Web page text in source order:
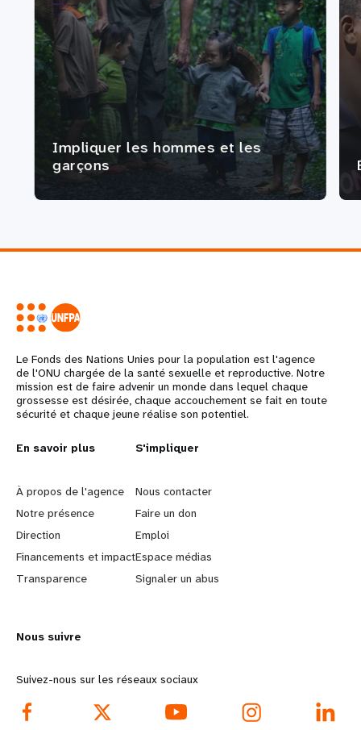
Impliquer les hommes et les
garçons
Le Fonds des Nations Unies pour la population est l'agence
de l'ONU chargée de la santé sexuelle et reproductive. Notre
mission est de faire advenir un monde dans lequel chaque
grossesse est désirée, chaque accouchement se fait en toute
sécurité et chaque jeune réalise son potentiel.
L
e
a
r
n
o
r
e
En savoir plus
À propos de l'agence
Notre présence
Direction
Financements et impact
Transparence
G
o
b
e
y
d
S'impliquer
Nous contacter
Faire un don
Emploi
Espace médias
Signaler un abus
Nous suivre
Suivez-nous sur les réseaux sociaux